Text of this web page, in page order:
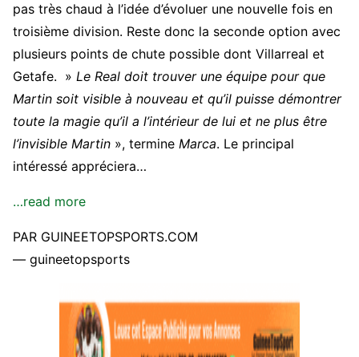
pas très chaud à l’idée d’évoluer une nouvelle fois en
troisième division. Reste donc la seconde option avec
plusieurs points de chute possible dont Villarreal et
Getafe. » Le Real doit trouver une équipe pour que
Martin soit visible à nouveau et qu’il puisse démontrer
toute la magie qu’il a l’intérieur de lui et ne plus être
l’invisible Martin », termine Marca. Le principal
intéressé appréciera…
…read more
PAR GUINEETOPSPORTS.COM
— guineetopsports